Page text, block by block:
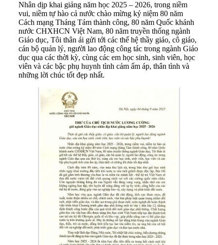
Nhân dịp khai giảng năm học 2025 – 2026, trong niềm
vui, niềm tự hào cả nước chào mừng kỷ niệm 80 năm
Cách mạng Tháng Tám thành công, 80 năm Quốc khánh
nước CHXHCN Việt Nam, 80 năm truyền thống ngành
Giáo dục, Tôi thân ái gửi tới các thế hệ thầy giáo, cô giáo,
cán bộ quản lý, người lao động công tác trong ngành Giáo
dục qua các thời kỳ, cùng các em học sinh, sinh viên, học
viên và các bậc phụ huynh tình cảm ấm áp, thân tình và
những lời chúc tốt đẹp nhất.